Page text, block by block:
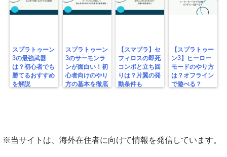
スプラトゥーン
3の最強武器
は？初心者でも
勝てるおすすめ
を解説
スプラトゥーン
3のサーモンラ
ンが面白い！初
心者向けのやり
方の基本を徹底
【スマブラ】セ
フィロスの即死
コンボと立ち回
りは？片翼の発
動条件も
【スプラトゥー
ン3】ヒーロー
モードのやり方
は？オフライン
で遊べる？
※当サイトは、海外在住者に向けて情報を発信しています。